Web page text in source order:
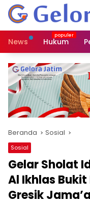
Langsung
konten
News
Hukum
Beranda Sosial
Sosial
Gelar Sholat
Al Ikhlas
Gresik